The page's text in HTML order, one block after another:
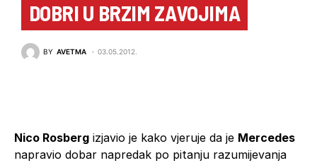
DOBRI U BRZIM ZAVOJIMA
BY AVETMA 03.05.2012.
Nico Rosberg izjavio je kako vjeruje da je Mercedes
napravio dobar napredak po pitanju razumijevanja